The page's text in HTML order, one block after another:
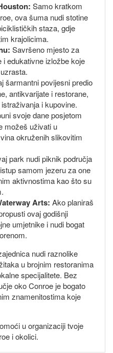
Samo kratkom
ova šuma nudi stotine
staza, gdje
krajolicima.
Savršeno mjesto za
i edukativne izložbe koje
šarmantni povijesni predio
antikvarijate i restorane,
i kupovine.
svoje dane posjetom
možeš uživati u
okruženih slikovitim
park nudi piknik područja
samom jezeru za one
aktivnostima kao što su
Arts: Ako planiraš
ovaj godišnji
umjetnike i nudi bogat
nudi raznolike
u brojnim restoranima
specijalitete. Bez
oko Conroe je bogato
znamenitostima koje
u organizaciji tvoje
i okolici.